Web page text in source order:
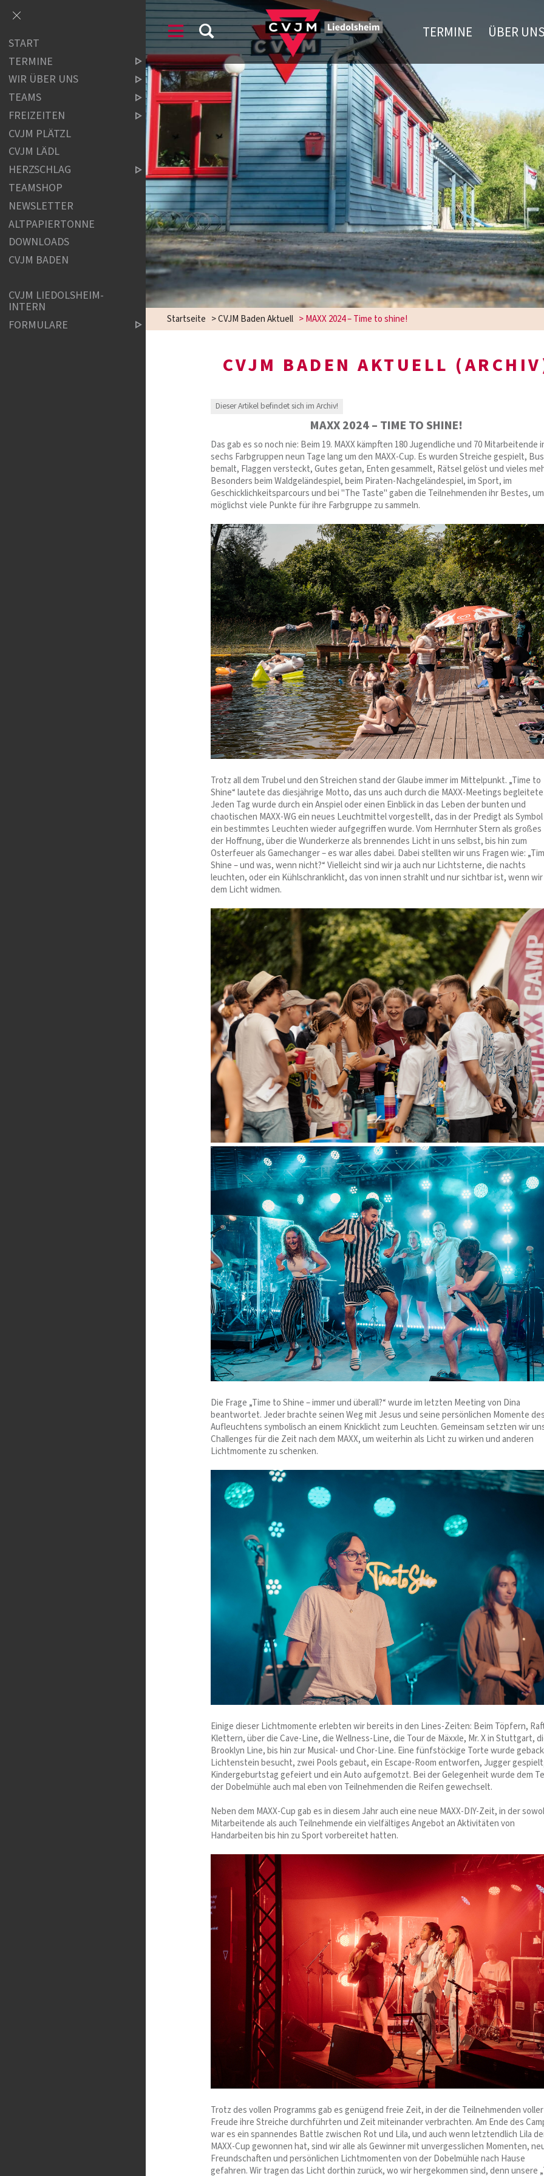
TERMINE ÜBER
Startseite >CVJM Baden Aktuell >MAXX 2024 – Time to shine!
CVJM BADEN AKTUELL
Dieser Artikel befindet sich im Archiv!
MAXX 2024 – TIME TO SHINE!
Das gab es so noch nie: Beim 19. MAXX kämpften 180 Jugendliche und 70 Mitarbeitende
sechs Farbgruppen neun Tage lang um den MAXX-Cup. Es wurden Streiche gespielt,
bemalt, Flaggen versteckt, Gutes getan, Enten gesammelt, Rätsel gelöst und vieles
Besonders beim Waldgeländespiel, beim Piraten-Nachgeländespiel, im Sport, im
Geschicklichkeitsparcours und bei "The Taste" gaben die Teilnehmenden ihr Bestes, um
möglichst viele Punkte für ihre Farbgruppe zu sammeln.
Trotz all dem Trubel und den Streichen stand der Glaube immer im Mittelpunkt. „Time to
Shine“ lautete das diesjährige Motto, das uns auch durch die MAXX-Meetings
Jeden Tag wurde durch ein Anspiel oder einen Einblick in das Leben der bunten und
chaotischen MAXX-WG ein neues Leuchtmittel vorgestellt, das in der Predigt als
ein bestimmtes Leuchten wieder aufgegriffen wurde. Vom Herrnhuter Stern als
der Hoffnung, über die Wunderkerze als brennendes Licht in uns selbst, bis hin zum
Osterfeuer als Gamechanger – es war alles dabei. Dabei stellten wir uns Fragen wie:
Shine – und was, wenn nicht?“ Vielleicht sind wir ja auch nur Lichtsterne, die nachts
leuchten, oder ein Kühlschranklicht, das von innen strahlt und nur sichtbar ist, wenn
dem Licht widmen.
Die Frage „Time to Shine – immer und überall?“ wurde im letzten Meeting von Dina
beantwortet. Jeder brachte seinen Weg mit Jesus und seine persönlichen Momente
Aufleuchtens symbolisch an einem Knicklicht zum Leuchten. Gemeinsam setzten wir
Challenges für die Zeit nach dem MAXX, um weiterhin als Licht zu wirken und anderen
Lichtmomente zu schenken.
Einige dieser Lichtmomente erlebten wir bereits in den Lines-Zeiten: Beim Töpfern,
Klettern, über die Cave-Line, die Wellness-Line, die Tour de Mäxxle, Mr. X in Stuttgart,
Brooklyn Line, bis hin zur Musical- und Chor-Line. Eine fünfstöckige Torte wurde
Lichtenstein besucht, zwei Pools gebaut, ein Escape-Room entworfen, Jugger
Kindergeburtstag gefeiert und ein Auto aufgemotzt. Bei der Gelegenheit wurde dem
der Dobelmühle auch mal eben von Teilnehmenden die Reifen gewechselt.
Neben dem MAXX-Cup gab es in diesem Jahr auch eine neue MAXX-DIY-Zeit, in der
Mitarbeitende als auch Teilnehmende ein vielfältiges Angebot an Aktivitäten von
Handarbeiten bis hin zu Sport vorbereitet hatten.
Trotz des vollen Programms gab es genügend freie Zeit, in der die Teilnehmenden voller
Freude ihre Streiche durchführten und Zeit miteinander verbrachten. Am Ende des
war es ein spannendes Battle zwischen Rot und Lila, und auch wenn letztendlich Lila
MAXX-Cup gewonnen hat, sind wir alle als Gewinner mit unvergesslichen Momenten,
Freundschaften und persönlichen Lichtmomenten von der Dobelmühle nach Hause
gefahren. Wir tragen das Licht dorthin zurück, wo wir hergekommen sind, denn unsere
START
TERMINE
WIR ÜBER UNS
TEAMS
FREIZEITEN
CVJM PLÄTZL
CVJM LÄDL
HERZSCHLAG
TEAMSHOP
NEWSLETTER
ALTPAPIERTONNE
DOWNLOADS
CVJM BADEN
CVJM LIEDOLSHEIM-
INTERN
FORMULARE